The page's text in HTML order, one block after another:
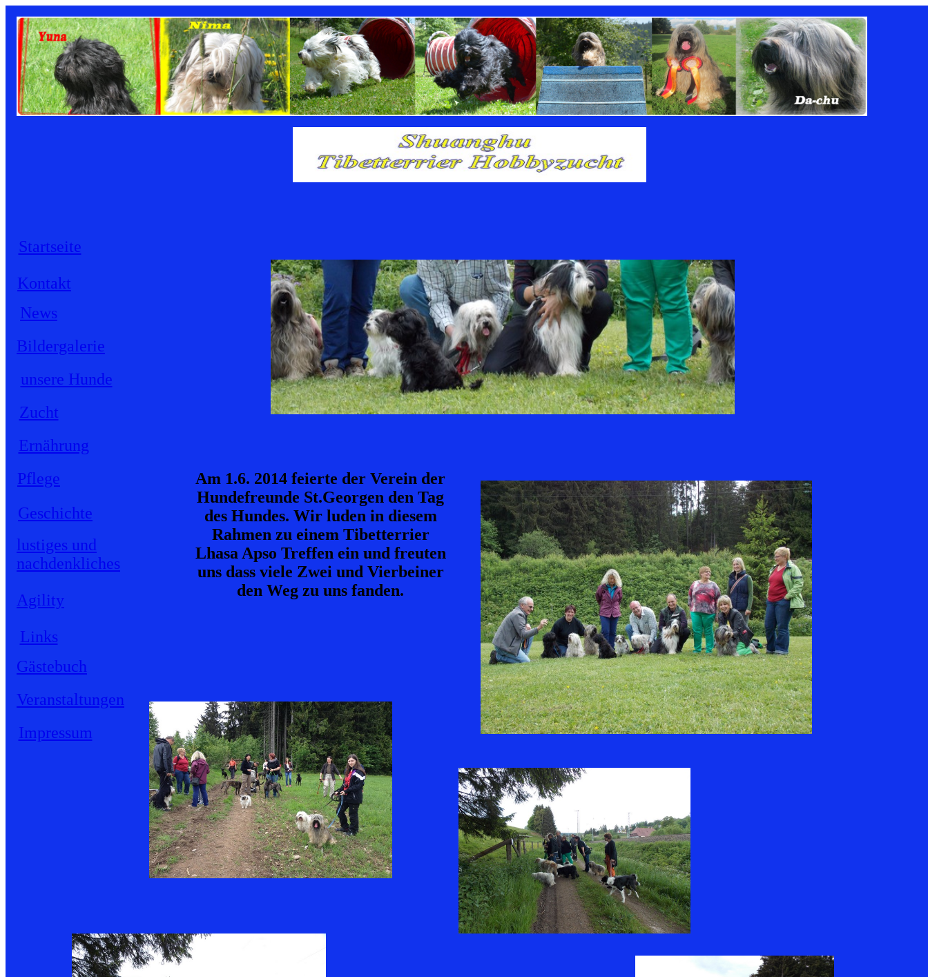
Startseite
Kontakt
News
Bildergalerie
unsere Hunde
Zucht
Pflege
Geschichte
lustiges und
nachdenkliches
Links
Impressum
Agility
Gästebuch
Ernährung
Veranstaltungen
Am 1.6. 2014 feierte der Verein der
Hundefreunde St.Georgen den Tag
des Hundes. Wir luden in diesem
Rahmen zu einem Tibetterrier
Lhasa Apso Treffen ein und freuten
uns dass viele Zwei und Vierbeiner
den Weg zu uns fanden.